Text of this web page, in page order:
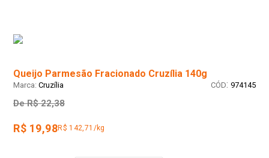
Queijo Parmesão Fracionado Cruzília 140g
Cruzília : 974145
De R$ 22,38
R$ 19,98R$ 142,71/kg